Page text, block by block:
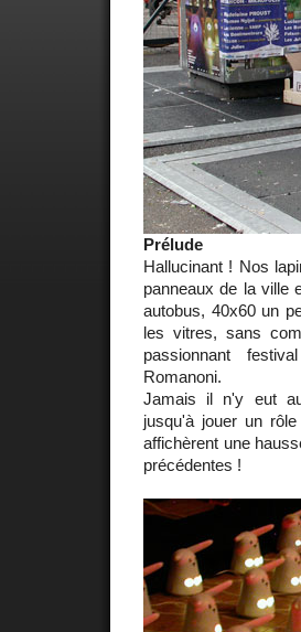
Prélude
Hallucinant ! Nos
panneaux de la ville
autobus, 40x60 un
les vitres, sans
passionnant
Romanoni.
Jamais il n'y eut
jusqu'à jouer un
affichèrent une
précédentes !